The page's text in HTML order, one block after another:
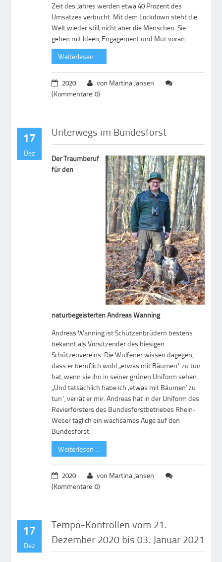
Zeit des Jahres werden etwa 40 Prozent des
Umsatzes verbucht. Mit dem Lockdown steht die
Welt wieder still, nicht aber die Menschen. Sie
gehen mit Ideen, Engagement und Mut voran.
Weiterlesen …
2020
von Martina Jansen
(Kommentare: 0)
17
Dez
Unterwegs im Bundesforst
Der Traumberuf
für den
naturbegeisterten Andreas Wanning
Andreas Wanning ist Schützenbrüdern bestens
bekannt als Vorsitzender des hiesigen
Schützenvereins. Die Wulfener wissen dagegen,
dass er beruflich wohl „etwas mit Bäumen“ zu tun
hat, wenn sie ihn in seiner grünen Uniform sehen.
„Und tatsächlich habe ich ‚etwas mit Bäumen‘ zu
tun“, verrät er mir. Andreas hat in der Uniform des
Revierförsters des Bundesforstbetriebes Rhein-
Weser täglich ein wachsames Auge auf den
Bundesforst.
Weiterlesen …
2020
von Martina Jansen
(Kommentare: 0)
17
Dez
Tempo-Kontrollen vom 21.
Dezember 2020 bis 03. Januar 2021